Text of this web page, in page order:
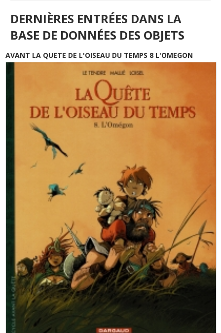
DERNIÈRES ENTRÉES DANS LA
BASE DE DONNÉES DES OBJETS
AVANT LA QUETE DE L'OISEAU DU TEMPS 8 L'OMEGON